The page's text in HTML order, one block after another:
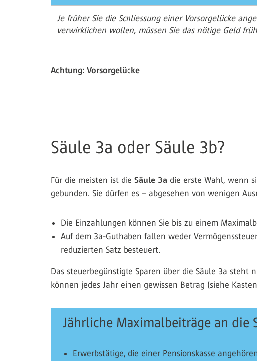
Je früher Sie die Schliessung einer Vorsorgelücke
verwirklichen wollen, müssen Sie das nötige Geld
Achtung: Vorsorgelücke
Säule 3a oder Säule 3b?
Für die meisten ist die Säule 3a die erste Wahl, wenn
gebunden. Sie dürfen es – abgesehen von wenigen
Die Einzahlungen können Sie bis zu einem
Auf dem 3a-Guthaben fallen weder
reduzierten Satz besteuert.
Das steuerbegünstigte Sparen über die Säule 3a
können jedes Jahr einen gewissen Betrag (siehe
Jährliche Maximalbeiträge an die
Erwerbstätige, die einer Pensionskasse